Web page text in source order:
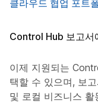
클라우드 협업 포트
Control Hub 보고서
이제 지원되는
택할 수 있으며, 보
및 로컬 비즈니스